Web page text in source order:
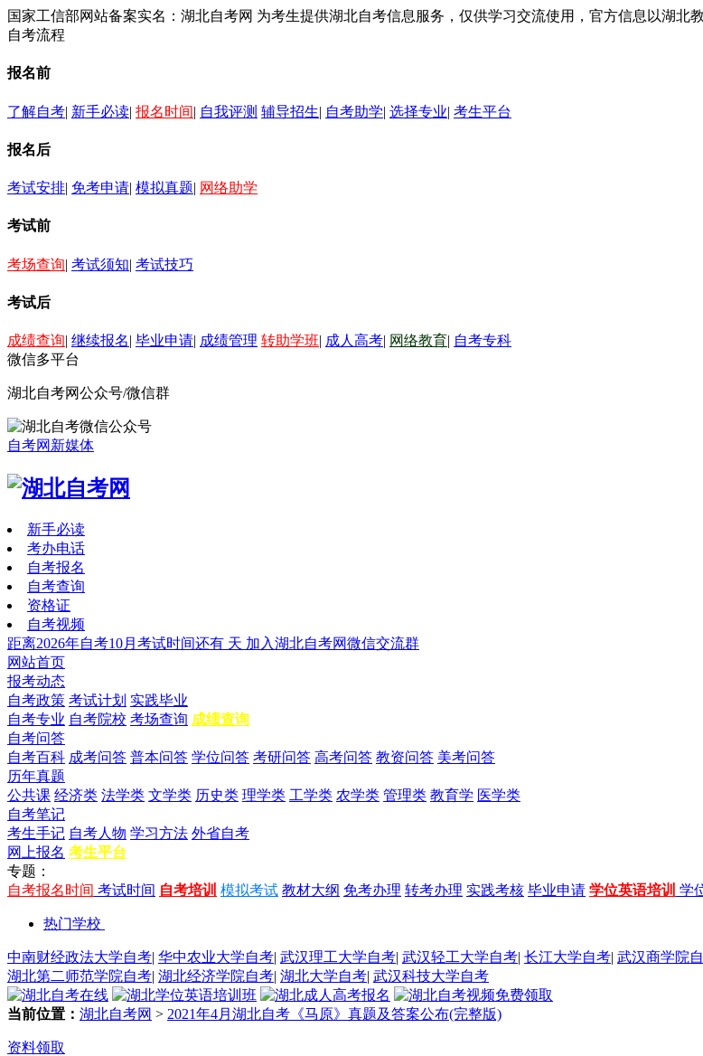
国家工信部网站备案实名：湖北自考网 为考生提供湖北自考信息服务，仅供学习交流使用，官方信息以湖北
自考流程
报名前
了解自考| 新手必读| 报名时间| 自我评测 辅导招生| 自考助学| 选择专业| 考生平台
报名后
考试安排| 免考申请| 模拟真题| 网络助学
考试前
考场查询| 考试须知| 考试技巧
考试后
成绩查询| 继续报名| 毕业申请| 成绩管理 转助学班| 成人高考| 网络教育| 自考专科
微信多平台
湖北自考网公众号/微信群
自考网新媒体
新手必读
考办电话
自考报名
自考查询
资格证
自考视频
距离2026年自考10月考试时间还有 天 加入湖北自考网微信交流群
网站首页
报考动态
自考政策 考试计划 实践毕业
自考专业 自考院校 考场查询 成绩查询
自考问答
自考百科 成考问答 普本问答 学位问答 考研问答 高考问答 教资问答 美考问答
历年真题
公共课 经济类 法学类 文学类 历史类 理学类 工学类 农学类 管理类 教育学 医学类
自考笔记
考生手记 自考人物 学习方法 外省自考
网上报名 考生平台
专题：
自考报名时间 考试时间 自考培训 模拟考试 教材大纲 免考办理 转考办理 实践考核 毕业申请 学位英语培训 学
热门学校
中南财经政法大学自考| 华中农业大学自考| 武汉理工大学自考| 武汉轻工大学自考| 长江大学自考| 武汉商学院
湖北第二师范学院自考| 湖北经济学院自考| 湖北大学自考| 武汉科技大学自考
当前位置： 湖北自考网 > 2021年4月湖北自考《马原》真题及答案公布(完整版)
资料领取